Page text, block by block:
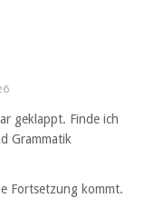
geklappt. Finde ich
Grammatik
Fortsetzung kommt.